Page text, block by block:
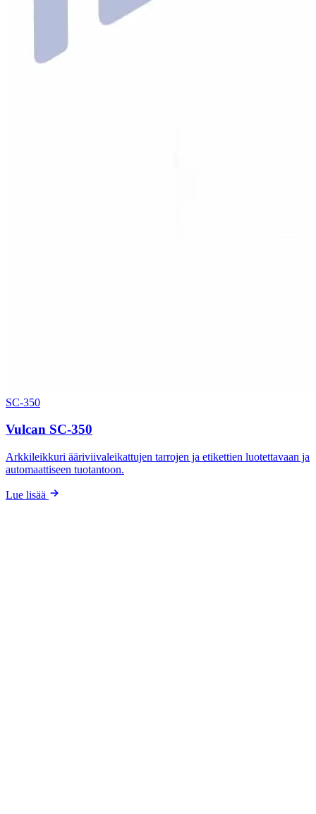
SC-350
Vulcan SC-350
Arkkileikkuri ääriviivaleikattujen tarrojen ja etikettien luotettavaan ja
automaattiseen tuotantoon.
Lue lisää